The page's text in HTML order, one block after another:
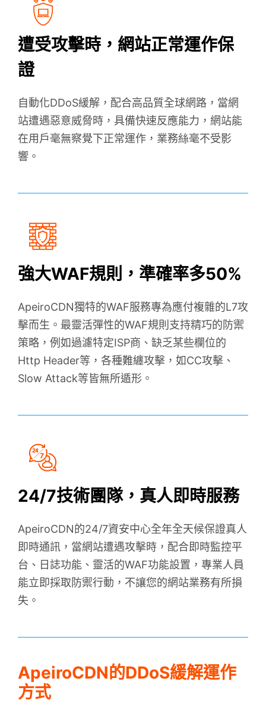
遭受攻擊時，網站正常運作保
證
自動化DDoS緩解，配合高品質全球網路，當網
站遭遇惡意威脅時，具備快速反應能力，網站能
在用戶毫無察覺下正常運作，業務絲毫不受影
響。
強大WAF規則，準確率多50%
ApeiroCDN獨特的WAF服務專為應付複雜的L7攻
擊而生。最靈活彈性的WAF規則支持精巧的防禦
策略，例如過濾特定ISP商、缺乏某些欄位的
Http Header等，各種難纏攻擊，如CC攻擊、
Slow Attack等皆無所遁形。
24/7技術團隊，真人即時服務
ApeiroCDN的24/7資安中心全年全天候保證真人
即時通訊，當網站遭遇攻擊時，配合即時監控平
台、日誌功能、靈活的WAF功能設置，專業人員
能立即採取防禦行動，不讓您的網站業務有所損
失。
ApeiroCDN的DDoS緩解運作
方式